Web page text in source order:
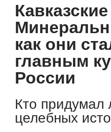
Кавказские
как они
главным
России
Кто придумал
целебных